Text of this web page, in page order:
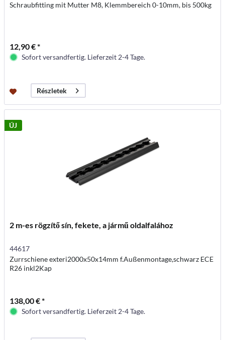
Schraubfitting mit Mutter M8, Klemmbereich 0-10mm, bis 500kg
12,90 € *
Sofort versandfertig. Lieferzeit 2-4 Tage.
Részletek
ÚJ
2 m-es rögzítő sín, fekete, a jármű oldalfalához
44617
Zurrschiene exteri2000x50x14mm f.Außenmontage,schwarz ECE
R26 inkl2Kap
138,00 € *
Sofort versandfertig. Lieferzeit 2-4 Tage.